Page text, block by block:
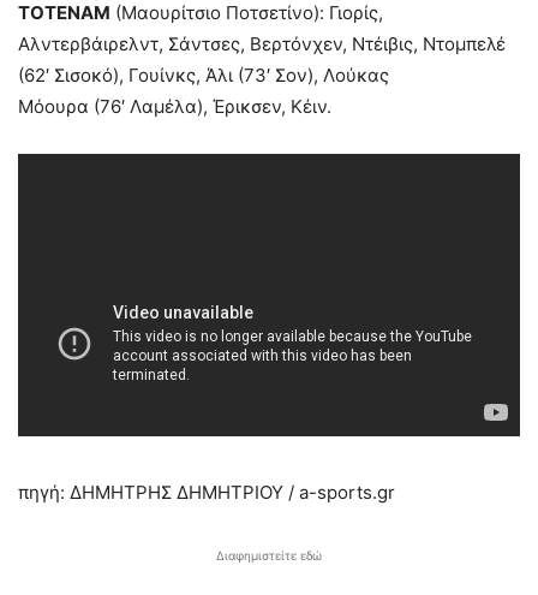
ΤΟΤΕΝΑΜ (Μαουρίτσιο Ποτσετίνο): Γιορίς,
Αλντερβάιρελντ, Σάντσες, Βερτόνχεν, Ντέιβις, Ντομπελέ
(62′ Σισοκό), Γουίνκς, Άλι (73′ Σον), Λούκας
Μόουρα (76′ Λαμέλα), Έρικσεν, Κέιν.
πηγή: ΔΗΜΗΤΡΗΣ ΔΗΜΗΤΡΙΟΥ / a-sports.gr
Διαφημιστείτε εδώ